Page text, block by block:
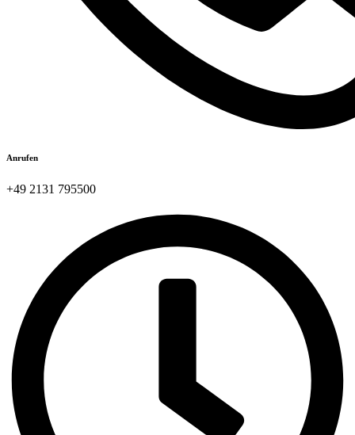
Anrufen
+49 2131 795500​